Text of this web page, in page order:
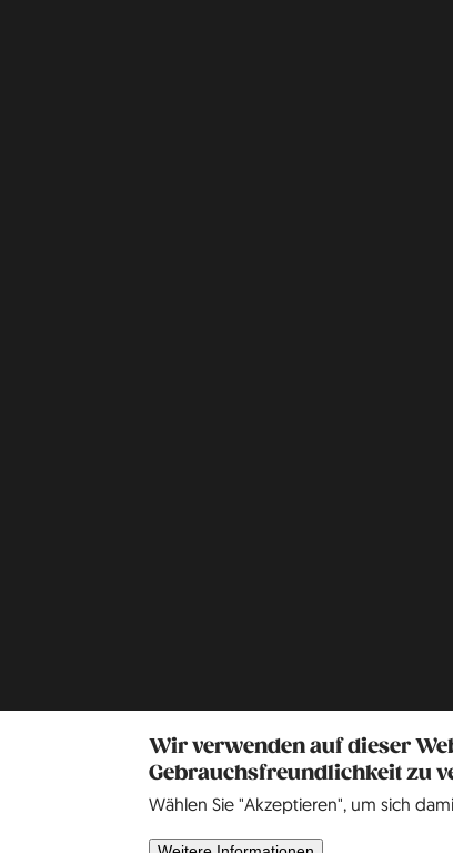
Wir verwenden auf dieser
Gebrauchsfreundlichkeit zu
Wählen Sie "Akzeptieren", um sich